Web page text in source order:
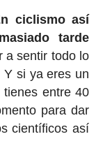
ciclismo así
tarde
a sentir todo lo
Y si ya eres un
entre 40
para dar
científicos así